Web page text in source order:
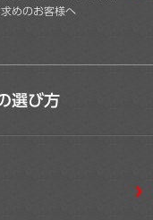
めのお客様へ
選び方